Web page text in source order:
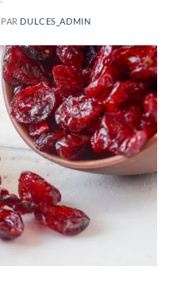
PAR DULCES_ADMIN